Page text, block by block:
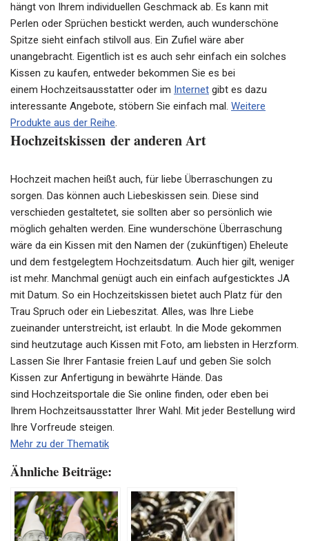
hängt von Ihrem individuellen Geschmack ab. Es kann mit
Perlen oder Sprüchen bestickt werden, auch wunderschöne
Spitze sieht einfach stilvoll aus. Ein Zufiel wäre aber
unangebracht. Eigentlich ist es auch sehr einfach ein solches
Kissen zu kaufen, entweder bekommen Sie es bei
einem Hochzeitsausstatter oder im Internet gibt es dazu
interessante Angebote, stöbern Sie einfach mal. Weitere
Produkte aus der Reihe.
Hochzeitskissen der anderen Art
Hochzeit machen heißt auch, für liebe Überraschungen zu
sorgen. Das können auch Liebeskissen sein. Diese sind
verschieden gestaltetet, sie sollten aber so persönlich wie
möglich gehalten werden. Eine wunderschöne Überraschung
wäre da ein Kissen mit den Namen der (zukünftigen) Eheleute
und dem festgelegtem Hochzeitsdatum. Auch hier gilt, weniger
ist mehr. Manchmal genügt auch ein einfach aufgesticktes JA
mit Datum. So ein Hochzeitskissen bietet auch Platz für den
Trau Spruch oder ein Liebeszitat. Alles, was Ihre Liebe
zueinander unterstreicht, ist erlaubt. In die Mode gekommen
sind heutzutage auch Kissen mit Foto, am liebsten in Herzform.
Lassen Sie Ihrer Fantasie freien Lauf und geben Sie solch
Kissen zur Anfertigung in bewährte Hände. Das
sind Hochzeitsportale die Sie online finden, oder eben bei
Ihrem Hochzeitsausstatter Ihrer Wahl. Mit jeder Bestellung wird
Ihre Vorfreude steigen.
Mehr zu der Thematik
Ähnliche Beiträge: